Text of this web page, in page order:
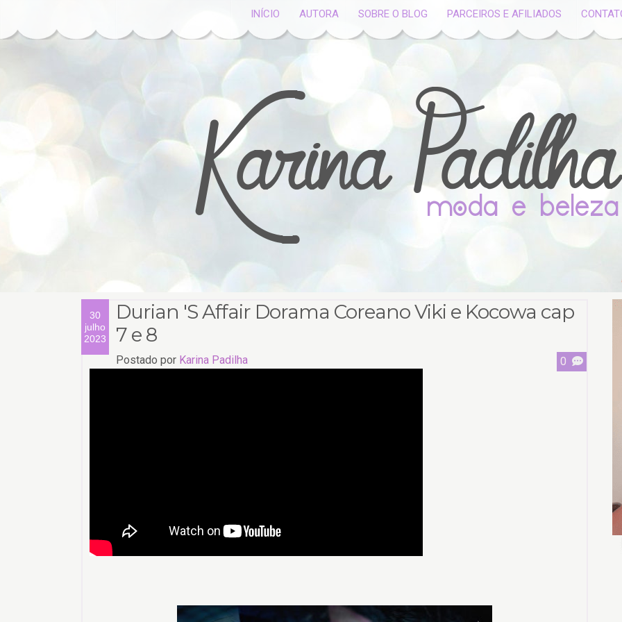
INÍCIO AUTORA SOBRE O BLOG PARCEIROS E AFILIADOS
30
julho
2023
Durian 'S Affair Dorama Coreano Viki e Kocowa cap
7 e 8
Postado por Karina Padilha 0